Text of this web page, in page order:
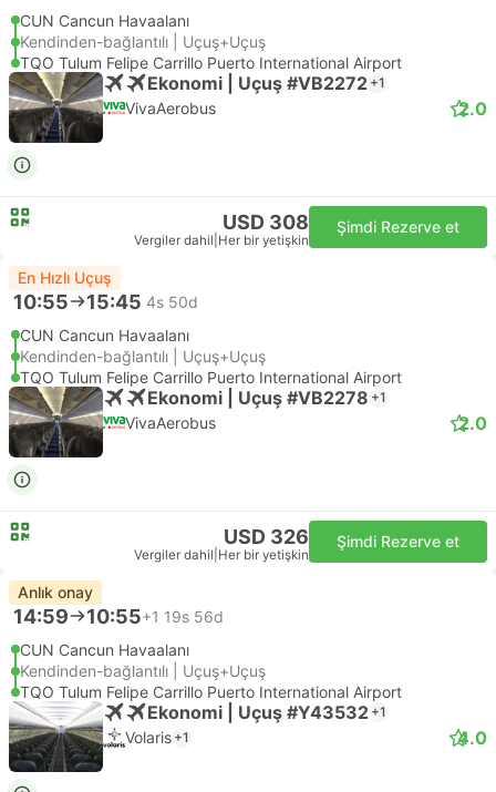
CUN Cancun Havaalanı
Kendinden-bağlantılı | Uçuş+Uçuş
TQO Tulum Felipe Carrillo Puerto International Airport
Ekonomi | Uçuş #VB2272 +1
VivaAerobus 2.0
USD 308
Vergiler dahil Her bir yetişkin
Şimdi Rezerve et
En Hızlı Uçuş
10:55 15:45 4s 50d
CUN Cancun Havaalanı
Kendinden-bağlantılı | Uçuş+Uçuş
TQO Tulum Felipe Carrillo Puerto International Airport
Ekonomi | Uçuş #VB2278 +1
VivaAerobus 2.0
USD 326
Vergiler dahil Her bir yetişkin
Şimdi Rezerve et
Anlık onay
14:59 10:55+1 19s 56d
CUN Cancun Havaalanı
Kendinden-bağlantılı | Uçuş+Uçuş
TQO Tulum Felipe Carrillo Puerto International Airport
Ekonomi | Uçuş #Y43532 +1
Volaris +1 4.0